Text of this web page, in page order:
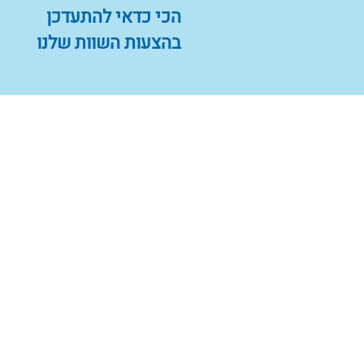
הכי כדאי להתעדכן
בהצעות השוות שלנו